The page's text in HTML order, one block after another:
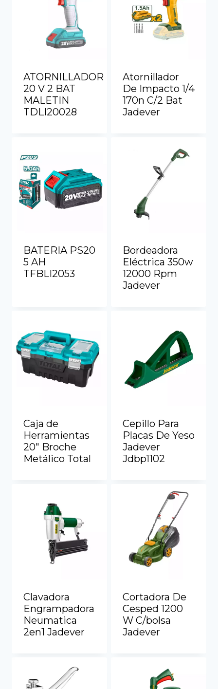
ATORNILLADOR
20 V 2 BAT
MALETIN
TDLI20028
Atornillador
De Impacto 1/4
170n C/2 Bat
Jadever
BATERIA PS20
5 AH
TFBLI2053
Bordeadora
Eléctrica 350w
12000 Rpm
Jadever
Caja de
Herramientas
20″ Broche
Metálico Total
Cepillo Para
Placas De Yeso
Jadever
Jdbp1102
Clavadora
Engrampadora
Neumatica
2en1 Jadever
Cortadora De
Cesped 1200
W C/bolsa
Jadever